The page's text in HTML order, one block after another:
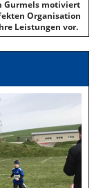
Gurmels motiviert
Organisation
Leistungen vor.